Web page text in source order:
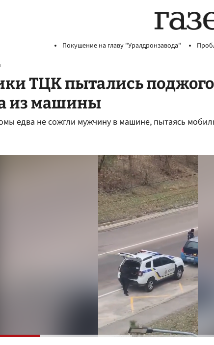
Покушение на главу "Уралдронзавода"
ТЦК пытались
из машины
едва не сожгли мужчину в машине, пытаясь